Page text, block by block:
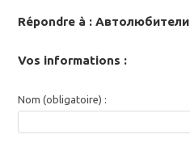
Répondre à : Автолюбители
Vos informations :
Nom (obligatoire) :